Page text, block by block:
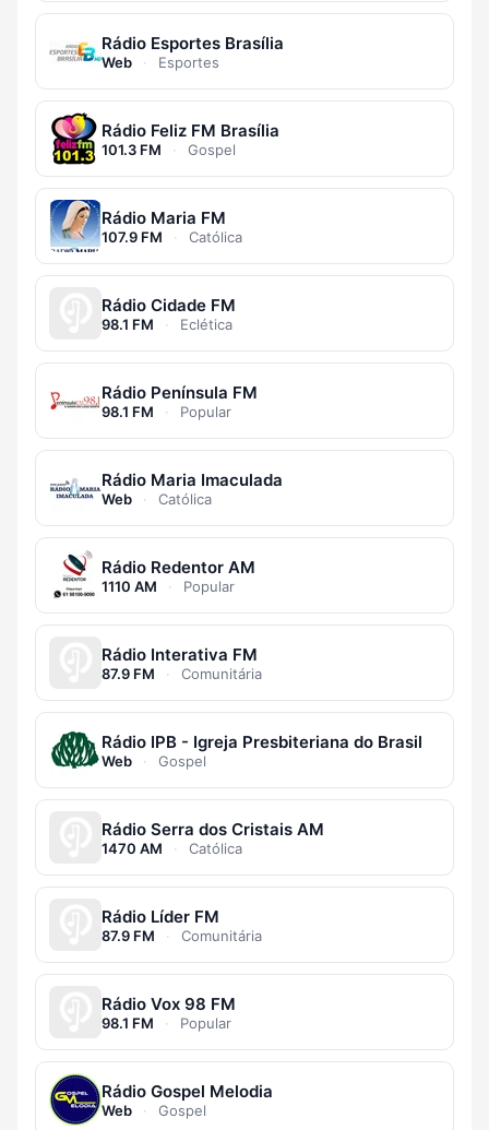
Rádio Esportes Brasília
Web · Esportes
Rádio Feliz FM Brasília
101.3 FM · Gospel
Rádio Maria FM
107.9 FM · Católica
Rádio Cidade FM
98.1 FM · Eclética
Rádio Península FM
98.1 FM · Popular
Rádio Maria Imaculada
Web · Católica
Rádio Redentor AM
1110 AM · Popular
Rádio Interativa FM
87.9 FM · Comunitária
Rádio IPB - Igreja Presbiteriana do Brasil
Web · Gospel
Rádio Serra dos Cristais AM
1470 AM · Católica
Rádio Líder FM
87.9 FM · Comunitária
Rádio Vox 98 FM
98.1 FM · Popular
Rádio Gospel Melodia
Web · Gospel